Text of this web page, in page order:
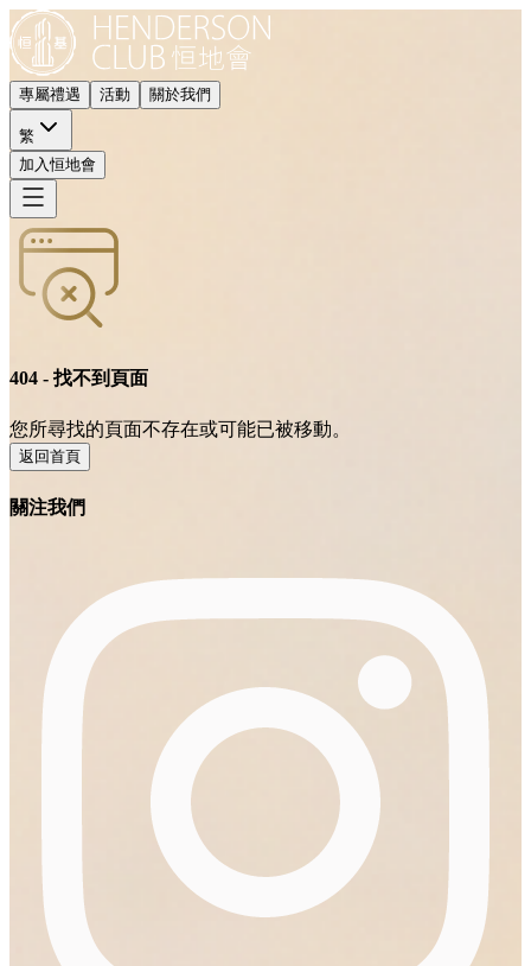
專屬禮遇 活動 關於我們
繁
加入恒地會
404 - 找不到頁面
您所尋找的頁面不存在或可能已被移動。
返回首頁
關注我們